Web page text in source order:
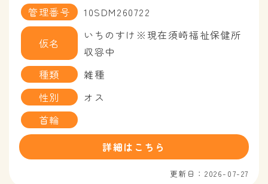
管理番号
10SDM260722
仮名
いちのすけ※現在須崎福祉保健所
収容中
種類
雑種
性別
オス
首輪
詳細はこちら
更新日：2026-07-27